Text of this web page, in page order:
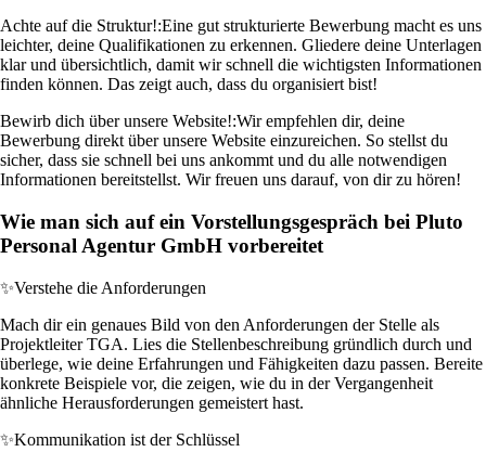
Achte auf die Struktur!:Eine gut strukturierte Bewerbung macht es uns
leichter, deine Qualifikationen zu erkennen. Gliedere deine Unterlagen
klar und übersichtlich, damit wir schnell die wichtigsten Informationen
finden können. Das zeigt auch, dass du organisiert bist!
Bewirb dich über unsere Website!:Wir empfehlen dir, deine
Bewerbung direkt über unsere Website einzureichen. So stellst du
sicher, dass sie schnell bei uns ankommt und du alle notwendigen
Informationen bereitstellst. Wir freuen uns darauf, von dir zu hören!
Wie man sich auf ein Vorstellungsgespräch bei Pluto
Personal Agentur GmbH vorbereitet
✨Verstehe die Anforderungen
Mach dir ein genaues Bild von den Anforderungen der Stelle als
Projektleiter TGA. Lies die Stellenbeschreibung gründlich durch und
überlege, wie deine Erfahrungen und Fähigkeiten dazu passen. Bereite
konkrete Beispiele vor, die zeigen, wie du in der Vergangenheit
ähnliche Herausforderungen gemeistert hast.
✨Kommunikation ist der Schlüssel